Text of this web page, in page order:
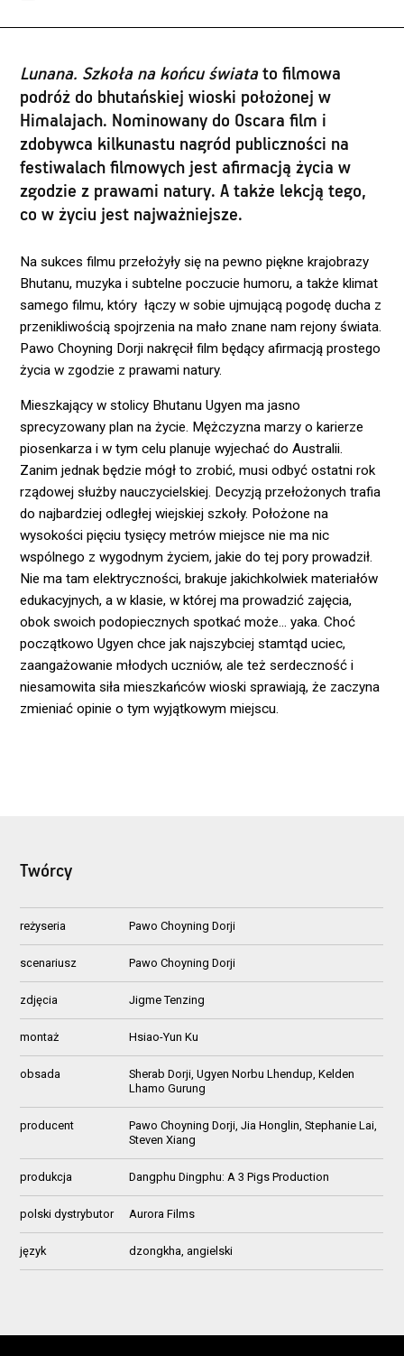
Lunana. Szkoła na końcu światato filmowa
podróż do bhutańskiej wioski położonej w
Himalajach. Nominowany do Oscara film i
zdobywca kilkunastu nagród publiczności na
festiwalach filmowych jest afirmacją życia w
zgodzie z prawami natury. A także lekcją tego,
co w życiu jest najważniejsze.
Na sukces filmu przełożyły się na pewno piękne krajobrazy
Bhutanu, muzyka i subtelne poczucie humoru, a także klimat
samego filmu, który łączy w sobie ujmującą pogodę ducha z
przenikliwością spojrzenia na mało znane nam rejony świata.
Pawo Choyning Dorji nakręcił film będący afirmacją prostego
życia w zgodzie z prawami natury.
Mieszkający w stolicy Bhutanu Ugyen ma jasno
sprecyzowany plan na życie. Mężczyzna marzy o karierze
piosenkarza i w tym celu planuje wyjechać do Australii.
Zanim jednak będzie mógł to zrobić, musi odbyć ostatni rok
rządowej służby nauczycielskiej. Decyzją przełożonych trafia
do najbardziej odległej wiejskiej szkoły. Położone na
wysokości pięciu tysięcy metrów miejsce nie ma nic
wspólnego z wygodnym życiem, jakie do tej pory prowadził.
Nie ma tam elektryczności, brakuje jakichkolwiek materiałów
edukacyjnych, a w klasie, w której ma prowadzić zajęcia,
obok swoich podopiecznych spotkać może… yaka. Choć
początkowo Ugyen chce jak najszybciej stamtąd uciec,
zaangażowanie młodych uczniów, ale też serdeczność i
niesamowita siła mieszkańców wioski sprawiają, że zaczyna
zmieniać opinie o tym wyjątkowym miejscu.
Twórcy
reżyseria Pawo Choyning Dorji
scenariusz Pawo Choyning Dorji
zdjęcia Jigme Tenzing
montaż Hsiao-Yun Ku
obsada
Sherab Dorji, Ugyen Norbu Lhendup, Kelden
Lhamo Gurung
producent
Pawo Choyning Dorji, Jia Honglin, Stephanie Lai,
Steven Xiang
produkcja Dangphu Dingphu: A 3 Pigs Production
polski dystrybutor Aurora Films
język dzongkha, angielski